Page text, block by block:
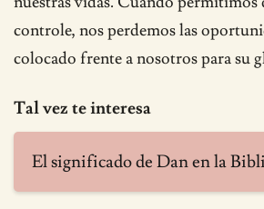
controle, nos perdemos las
colocado frente a nosotros para su
Tal vez te interesa
El significado de Dan en la